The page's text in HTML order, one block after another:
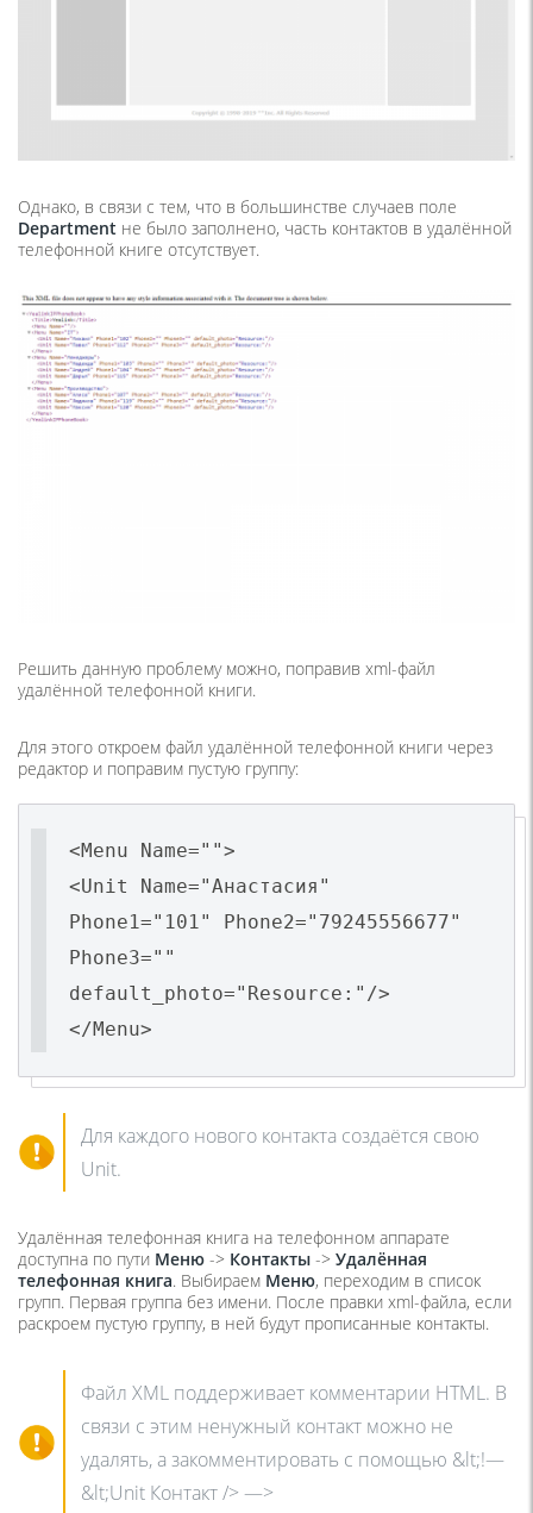
Однако, в связи с тем, что в большинстве случаев поле
Department не было заполнено, часть контактов в удалённой
телефонной книге отсутствует.
Решить данную проблему можно, поправив xml-файл
удалённой телефонной книги.
Для этого откроем файл удалённой телефонной книги через
редактор и поправим пустую группу:
<Menu Name="">
<Unit Name="Анастасия"
Phone1="101" Phone2="79245556677"
Phone3=""
default_photo="Resource:"/>
</Menu>
Для каждого нового контакта создаётся свою
Unit.
Удалённая телефонная книга на телефонном аппарате
доступна по пути Меню -> Контакты -> Удалённая
телефонная книга. Выбираем Меню, переходим в список
групп. Первая группа без имени. После правки xml-файла, если
раскроем пустую группу, в ней будут прописанные контакты.
Файл XML поддерживает комментарии HTML. В
связи с этим ненужный контакт можно не
удалять, а закомментировать с помощью &lt;!—
&lt;Unit Контакт /> —>